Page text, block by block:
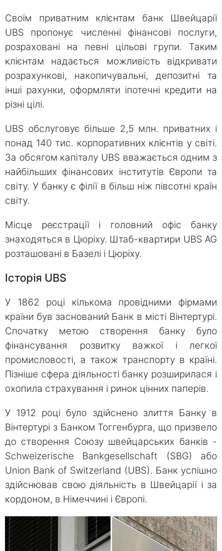
Своїм приватним клієнтам банк Швейцарії
UBS пропонує численні фінансові послуги,
розраховані на певні цільові групи. Таким
клієнтам надається можливість відкривати
розрахункові, накопичувальні, депозитні та
інші рахунки, оформляти іпотечні кредити на
різні цілі.
UBS обслуговує більше 2,5 млн. приватних і
понад 140 тис. корпоративних клієнтів у світі.
За обсягом капіталу UBS вважається одним з
найбільших фінансових інститутів Європи та
світу. У банку є філії в більш ніж півсотні країн
світу.
Місце реєстрації і головний офіс банку
знаходяться в Цюріху. Штаб-квартири UBS AG
розташовані в Базелі і Цюріху.
Історія UBS
У 1862 році кількома провідними фірмами
країни був заснований Банк в місті Вінтертурі.
Спочатку метою створення банку було
фінансування розвитку важкої і легкої
промисловості, а також транспорту в країні.
Пізніше сфера діяльності банку розширилася і
охопила страхування і ринок цінних паперів.
У 1912 році було здійснено злиття Банку в
Вінтертурі з Банком Тоггенбурга, що призвело
до створення Союзу швейцарських банків -
Schweizerische Bankgesellschaft (SBG) або
Union Bank of Switzerland (UBS). Банк успішно
здійснював свою діяльність в Швейцарії і за
кордоном, в Німеччині і Європі.